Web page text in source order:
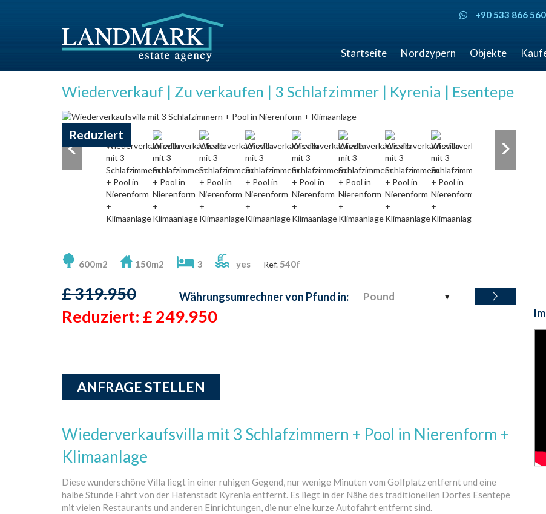
+90 533 866
Startseite Nordzypern Objekte
Wiederverkauf | Zu verkaufen | 3 Schlafzimmer | Kyrenia | Esentepe
Reduziert
600m2 150m2 3 yes Ref. 540f
£319.950 Währungsumrechner von Pfund in: Pound
Reduziert: £ 249.950
ANFRAGE STELLEN
Wiederverkaufsvilla mit 3 Schlafzimmern + Pool in Nierenform +
Klimaanlage
Diese wunderschöne Villa liegt in einer ruhigen Gegend, nur wenige Minuten vom Golfplatz entfernt und eine
halbe Stunde Fahrt von der Hafenstadt Kyrenia entfernt. Es liegt in der Nähe des traditionellen Dorfes Esentepe
mit vielen Restaurants und anderen Einrichtungen, die nur eine kurze Autofahrt entfernt sind.